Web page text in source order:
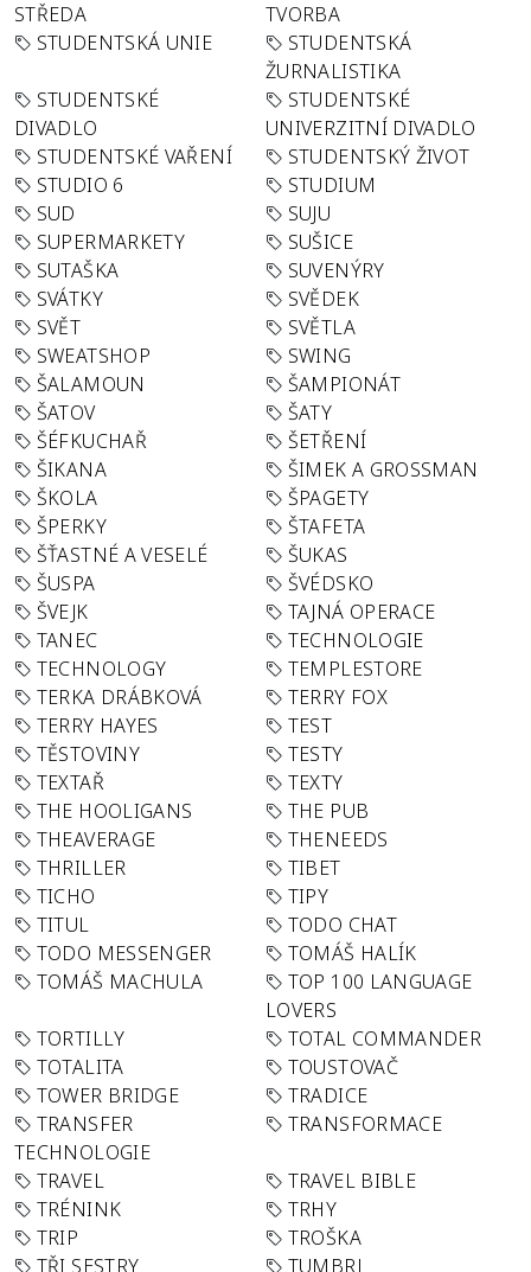
STŘEDA
TVORBA
STUDENTSKÁ UNIE
STUDENTSKÁ
ŽURNALISTIKA
STUDENTSKÉ
DIVADLO
STUDENTSKÉ
UNIVERZITNÍ DIVADLO
STUDENTSKÉ VAŘENÍ
STUDENTSKÝ ŽIVOT
STUDIO 6
STUDIUM
SUD
SUJU
SUPERMARKETY
SUŠICE
SUTAŠKA
SUVENÝRY
SVÁTKY
SVĚDEK
SVĚT
SVĚTLA
SWEATSHOP
SWING
ŠALAMOUN
ŠAMPIONÁT
ŠATOV
ŠATY
ŠÉFKUCHAŘ
ŠETŘENÍ
ŠIKANA
ŠIMEK A GROSSMAN
ŠKOLA
ŠPAGETY
ŠPERKY
ŠTAFETA
ŠŤASTNÉ A VESELÉ
ŠUKAS
ŠUSPA
ŠVÉDSKO
ŠVEJK
TAJNÁ OPERACE
TANEC
TECHNOLOGIE
TECHNOLOGY
TEMPLESTORE
TERKA DRÁBKOVÁ
TERRY FOX
TERRY HAYES
TEST
TĚSTOVINY
TESTY
TEXTAŘ
TEXTY
THE HOOLIGANS
THE PUB
THEAVERAGE
THENEEDS
THRILLER
TIBET
TICHO
TIPY
TITUL
TODO CHAT
TODO MESSENGER
TOMÁŠ HALÍK
TOMÁŠ MACHULA
TOP 100 LANGUAGE
LOVERS
TORTILLY
TOTAL COMMANDER
TOTALITA
TOUSTOVAČ
TOWER BRIDGE
TRADICE
TRANSFER
TECHNOLOGIE
TRANSFORMACE
TRAVEL
TRAVEL BIBLE
TRÉNINK
TRHY
TRIP
TROŠKA
TŘI SESTRY
TUMBRL